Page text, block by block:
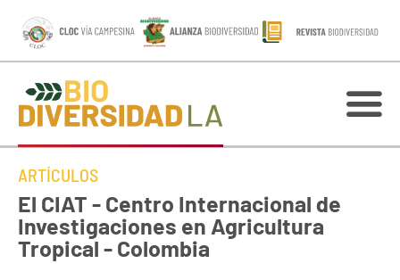
ARTÍCULOS
El CIAT - Centro Internacional de
Investigaciones en Agricultura
Tropical - Colombia